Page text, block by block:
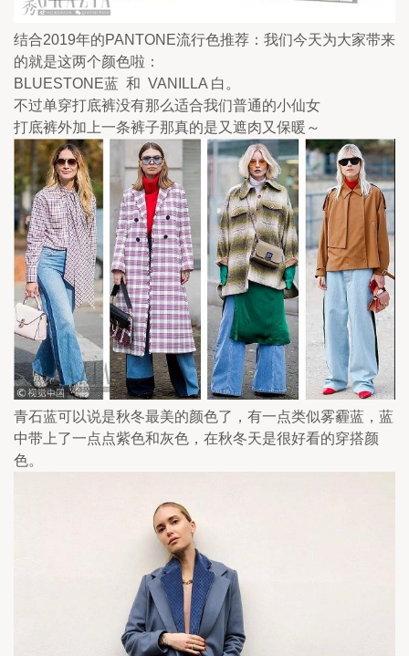
结合2019年的PANTONE流行色推荐：我们今天为大家带来
的就是这两个颜色啦：
BLUESTONE蓝  和  VANILLA 白。
不过单穿打底裤没有那么适合我们普通的小仙女
打底裤外加上一条裤子那真的是又遮肉又保暖～
青石蓝可以说是秋冬最美的颜色了，有一点类似雾霾蓝，蓝
中带上了一点点紫色和灰色，在秋冬天是很好看的穿搭颜
色。